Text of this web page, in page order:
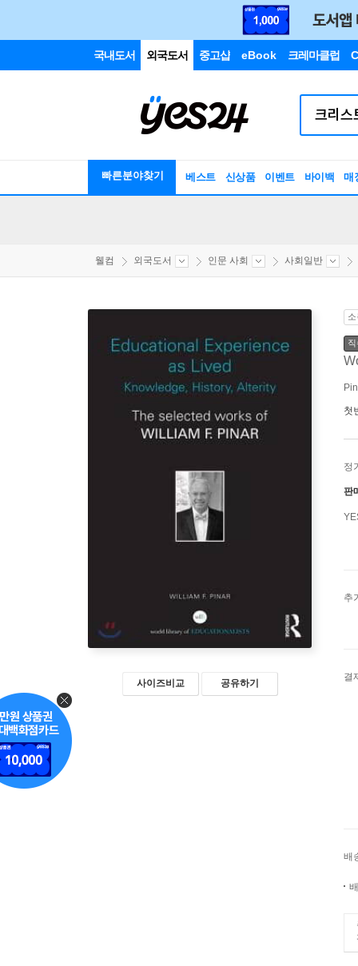
국내도서 외국도서 중고샵 eBook 크레마클럽
빠른분야찾기 베스트 신상품 이벤트 바이백 매
웰컴 외국도서 인문 사회 사회일반
사이즈비교 공유하기
첫
정
판
추
결
배